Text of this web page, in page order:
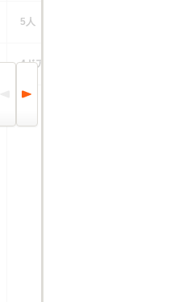
5人
4ドア